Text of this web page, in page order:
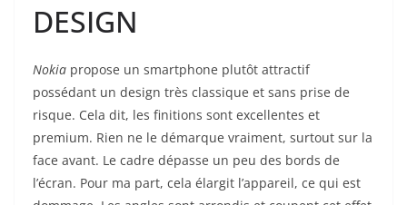
DESIGN
Nokia propose un smartphone plutôt attractif
possédant un design très classique et sans prise de
risque. Cela dit, les finitions sont excellentes et
premium. Rien ne le démarque vraiment, surtout sur la
face avant. Le cadre dépasse un peu des bords de
l’écran. Pour ma part, cela élargit l’appareil, ce qui est